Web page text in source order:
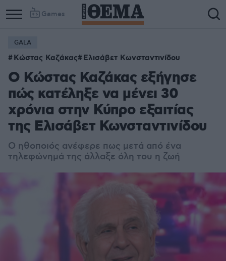
Games
GALA
Κώστας Καζάκας Ελισάβετ Κωνσταντινίδου
Ο Κώστας Καζάκας εξήγησε
πώς κατέληξε να μένει 30
χρόνια στην Κύπρο εξαιτίας
της Ελισάβετ Κωνσταντινίδου
Ο ηθοποιός ανέφερε πως μετά από ένα
τηλεφώνημά της άλλαξε όλη του η ζωή